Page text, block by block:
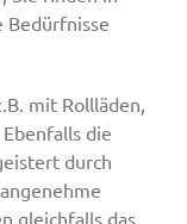
Bedürfnisse
mit Rollläden,
die
durch
gleichfalls das